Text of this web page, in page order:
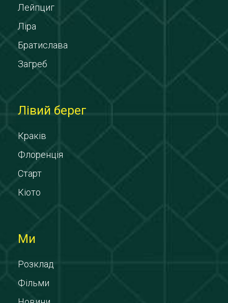
Лейпциг
Ліра
Братислава
Загреб
Лівий берег
Краків
Флоренція
Старт
Кіото
Ми
Розклад
Фільми